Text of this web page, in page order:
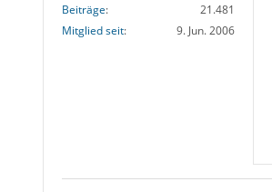
Beiträge
21.481
Mitglied seit
9. Jun. 2006